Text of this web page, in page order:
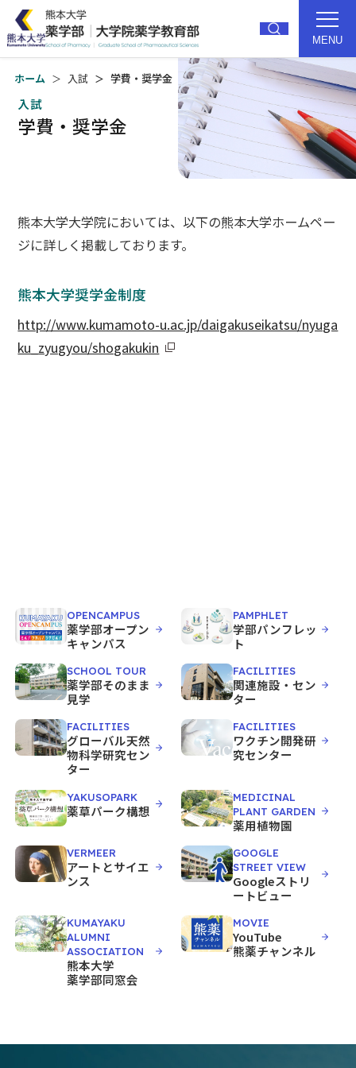
ホーム 入試 学費・奨学金
入試
学費・奨学金
熊本大学大学院においては、以下の熊本大学ホームペー
ジに詳しく掲載しております。
熊本大学奨学金制度
http://www.kumamoto-u.ac.jp/daigakuseikatsu/nyuga
ku_zyugyou/shogakukin
OPENCAMPUS
薬学部オープン
キャンパス
PAMPHLET
学部パンフレッ
ト
SCHOOL TOUR
薬学部そのまま
見学
FACILITIES
関連施設・セン
ター
FACILITIES
グローバル天然
物科学研究セン
ター
FACILITIES
ワクチン開発研
究センター
YAKUSOPARK
薬草パーク構想
MEDICINAL
PLANT GARDEN
薬用植物園
VERMEER
アートとサイエ
ンス
GOOGLE
STREET VIEW
Googleストリ
ートビュー
KUMAYAKU
ALUMNI
ASSOCIATION
熊本大学
薬学部同窓会
MOVIE
YouTube
熊薬チャンネル
MENU
トップ 薬学部紹介
教育
入試 キャンパス
在学生の方 アクセス
お問い合わせ